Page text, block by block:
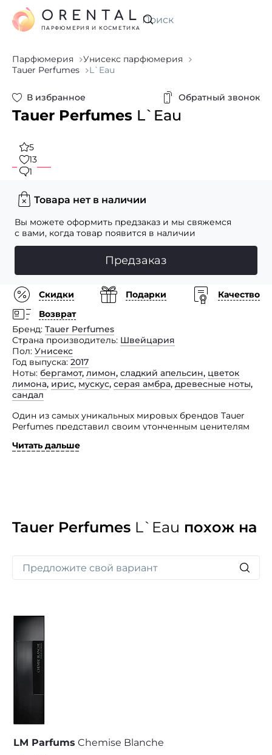
Искать
ORENTAL
ПАРФЮМЕРИЯ И КОСМЕТИКА
Парфюмерия
Унисекс парфюмерия
Tauer Perfumes
L`Eau
В избранное Обратный звонок
Tauer Perfumes L`Eau
5
13
1
Товара нет в наличии
Вы можете оформить предзаказ и мы свяжемся
с вами, когда товар появится в наличии
Предзаказ
Скидки Подарки
Качество
Возврат
Бренд Tauer Perfumes
Страна производитель Швейцария
Пол Унисекс
Год выпуска 2017
Ноты бергамот, лимон, сладкий апельсин, цветок
лимона, ирис, мускус, серая амбра, древесные ноты,
сандал
Один из самых уникальных мировых брендов Tauer
Perfumes представил своим утонченным ценителям
L'Eau.
наполняется невероятно красивым, сказочным
благоуханием. Так же и благоухание представленного
вокруг своего обладателя ясным, чистым и свежим
звучанием. Tauer Perfumes L’Eau — тонко
сбалансированная изящность, заключенная
Читать дальше
Tauer Perfumes L`Eau похож на
LM Parfums Chemise Blanche